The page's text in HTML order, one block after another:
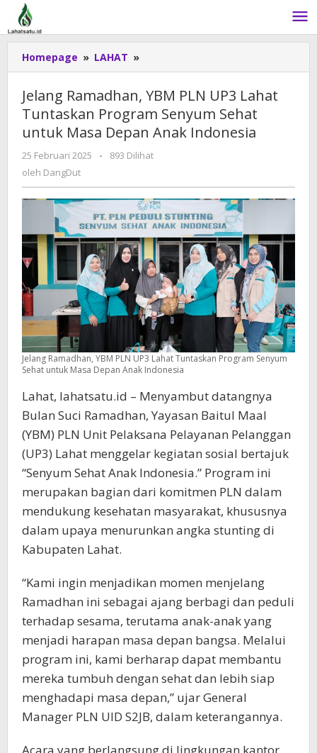
Lewati
konten
Homepage » LAHAT »
Ramadhan,
PLN
UP3
Lahat
Program
Sehat
untuk
Masa
Depan
Anak
Indonesia
Jelang Ramadhan, YBM PLN UP3 Lahat
Tuntaskan Program Senyum Sehat
untuk Masa Depan Anak Indonesia
25 Februari 2025
oleh
-
893 Dilihat
oleh DangDut
Jelang Ramadhan, YBM PLN UP3 Lahat Tuntaskan Program Senyum
Sehat untuk Masa Depan Anak Indonesia
Lahat, lahatsatu.id – Menyambut datangnya
Bulan Suci Ramadhan, Yayasan Baitul Maal
(YBM) PLN Unit Pelaksana Pelayanan Pelanggan
(UP3) Lahat menggelar kegiatan sosial bertajuk
“Senyum Sehat Anak Indonesia.” Program ini
merupakan bagian dari komitmen PLN dalam
mendukung kesehatan masyarakat, khususnya
dalam upaya menurunkan angka stunting di
Kabupaten Lahat.
“Kami ingin menjadikan momen menjelang
Ramadhan ini sebagai ajang berbagi dan peduli
terhadap sesama, terutama anak-anak yang
menjadi harapan masa depan bangsa. Melalui
program ini, kami berharap dapat membantu
mereka tumbuh dengan sehat dan lebih siap
menghadapi masa depan,” ujar General
Manager PLN UID S2JB, dalam keterangannya.